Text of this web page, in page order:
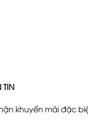
TIN
khuyến mãi đặc